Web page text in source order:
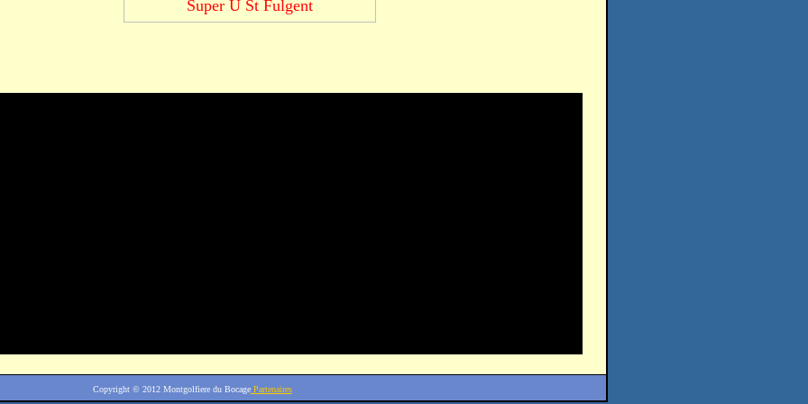
Super U St Fulgent
Copyright © 2012Montgolfiere du BocagePartenaires